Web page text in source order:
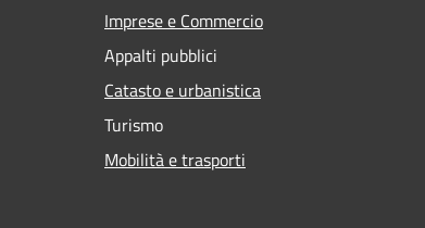
Imprese e Commercio
Appalti pubblici
Catasto e urbanistica
Turismo
Mobilità e trasporti